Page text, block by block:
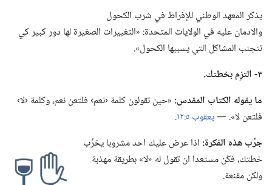
يذكر المعهد الوطني للإفراط في شرب الكحول
والادمان عليه في الولايات المتحدة:‏ «التغييرات الصغيرة لها دور كبير كي
تتجنب المشاكل التي يسببها الكحول».‏
٣-‏ التزِم بخطتك.‏
ما يقوله الكتاب المقدس:‏ «حين تقولون كلمة ‹نعم› فلتعن نعم،‏ وكلمة ‹لا›
فلتعن لا».‏ —‏يعقوب ٥:‏١٢
.‏
جرِّب هذه الفكرة:‏ اذا عرض عليك احد مشروبا يخرِّب
خطتك،‏ فكُن مستعدا ان تقول له «لا» بطريقة مهذبة
ولكن مقنعة.‏